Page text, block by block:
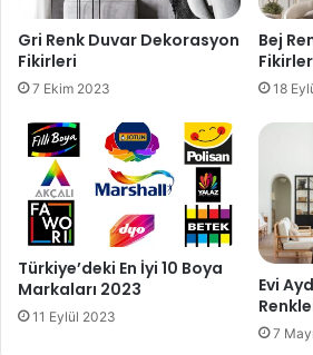
Gri Renk Duvar Dekorasyon
Fikirleri
7 Ekim 2023
Bej
18
Türkiye’deki En İyi 10 Boya
Markaları 2023
11 Eylül 2023
Evi
7